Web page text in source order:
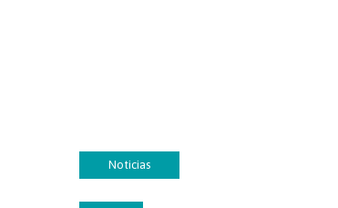
Noticias